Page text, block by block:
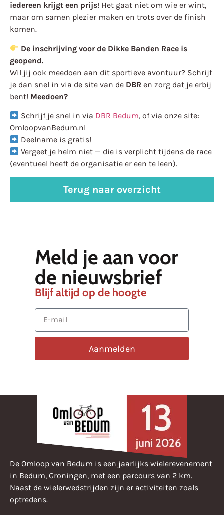
iedereen krijgt een prijs! Het gaat niet om wie er wint,
maar om samen plezier maken en trots over de finish
komen.
De inschrijving voor de Dikke Banden Race is
geopend.
Wil jij ook meedoen aan dit sportieve avontuur? Schrijf
je dan snel in via de site van de DBR en zorg dat je erbij
bent! Meedoen?
Schrijf je snel in via DBR Bedum, of via onze site:
OmloopvanBedum.nl
Deelname is gratis!
Vergeet je helm niet — die is verplicht tijdens de race
(eventueel heeft de organisatie er een te leen).
Terug naar overzicht
Meld je aan voor
de nieuwsbrief
Blijf altijd op de hoogte
Aanmelden
De Omloop van Bedum is een jaarlijks wielerevenement
in Bedum, Groningen, met een parcours van 2 km.
Naast de wielerwedstrijden zijn er activiteiten zoals
optredens.